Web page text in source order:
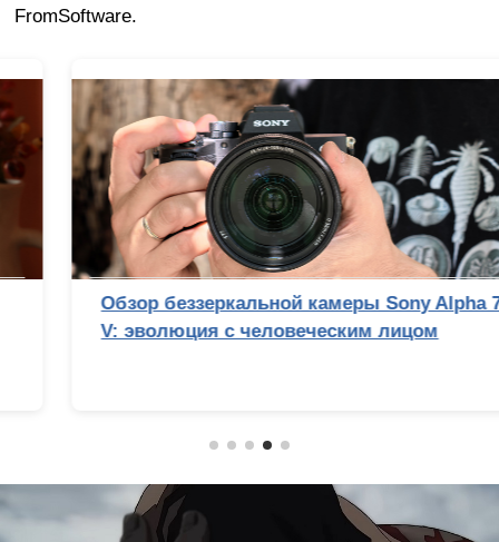
FromSoftware.
Обзор беззеркальной камеры Sony Alpha 7
V: эволюция с человеческим лицом